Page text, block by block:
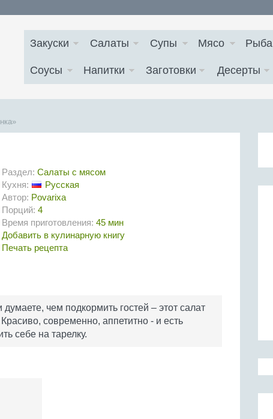
Закуски Салаты Супы Мясо Рыба
Соусы Напитки Заготовки Десерты
Раздел: Салаты с мясом
Кухня:
Русская
Автор: Povarixa
Порций: 4
Время приготовления: 45 мин
Добавить в кулинарную книгу
Печать рецепта
чем подкормить гостей – этот салат
современно, аппетитно - и есть
себе на тарелку.